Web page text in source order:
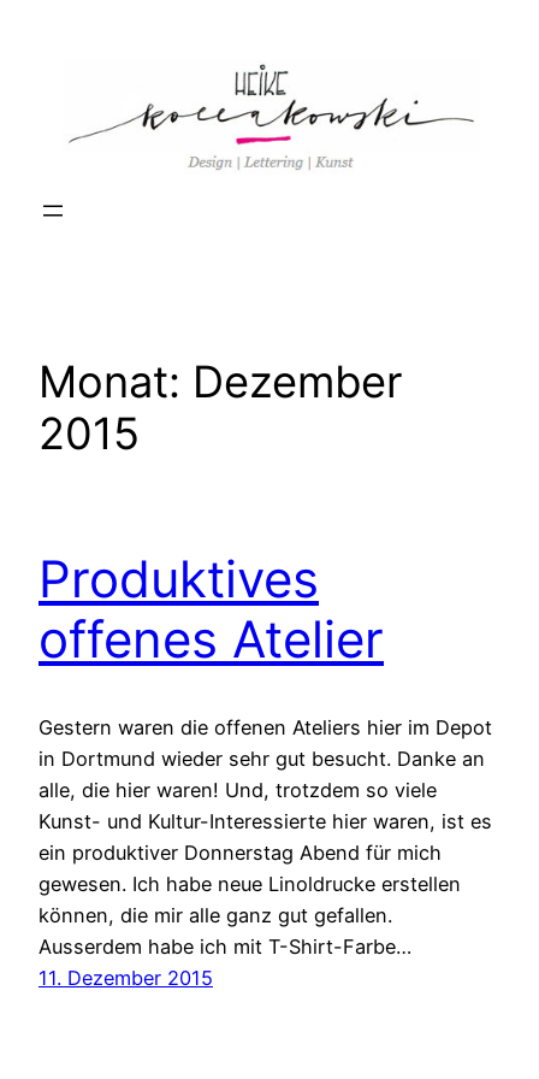
Monat: Dezember
2015
Produktives
offenes Atelier
Gestern waren die offenen Ateliers hier im Depot
in Dortmund wieder sehr gut besucht. Danke an
alle, die hier waren! Und, trotzdem so viele
Kunst- und Kultur-Interessierte hier waren, ist es
ein produktiver Donnerstag Abend für mich
gewesen. Ich habe neue Linoldrucke erstellen
können, die mir alle ganz gut gefallen.
Ausserdem habe ich mit T-Shirt-Farbe…
11. Dezember 2015